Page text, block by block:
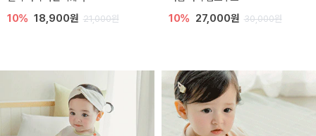
10% 18,900원 21,000원 10% 27,000원 30,000원